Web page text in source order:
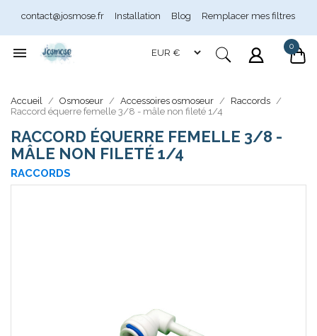
contact@josmose.fr Installation Blog Remplacer mes filtres
 0
Accueil Osmoseur Accessoires osmoseur
Raccords
Raccord équerre femelle 3/8 - mâle non fileté 1/4
RACCORD ÉQUERRE FEMELLE 3/8 -
MÂLE NON FILETÉ 1/4
RACCORDS